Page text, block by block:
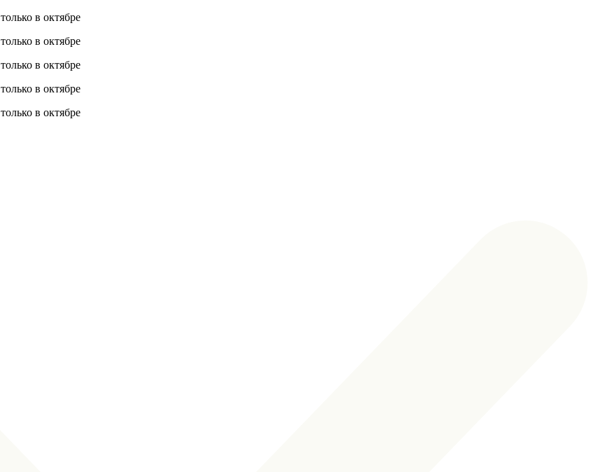
только в октябре
только в октябре
только в октябре
только в октябре
только в октябре